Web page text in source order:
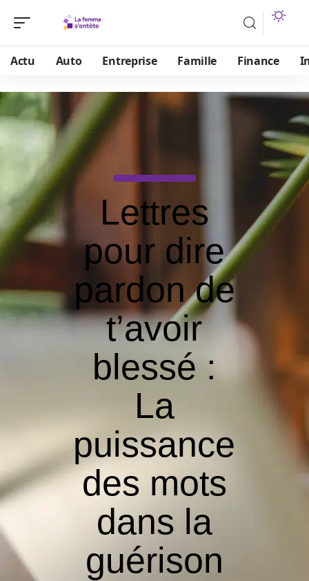
Actu Auto Entreprise Famille Finance
Lettres
pour dire
pardon de
t’avoir
blessé :
La
puissance
des mots
dans la
guérison